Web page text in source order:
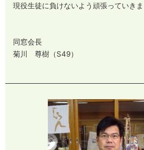
現役生徒に負けないよう頑張っていきま
同窓会長
菊川 尊樹（S49）